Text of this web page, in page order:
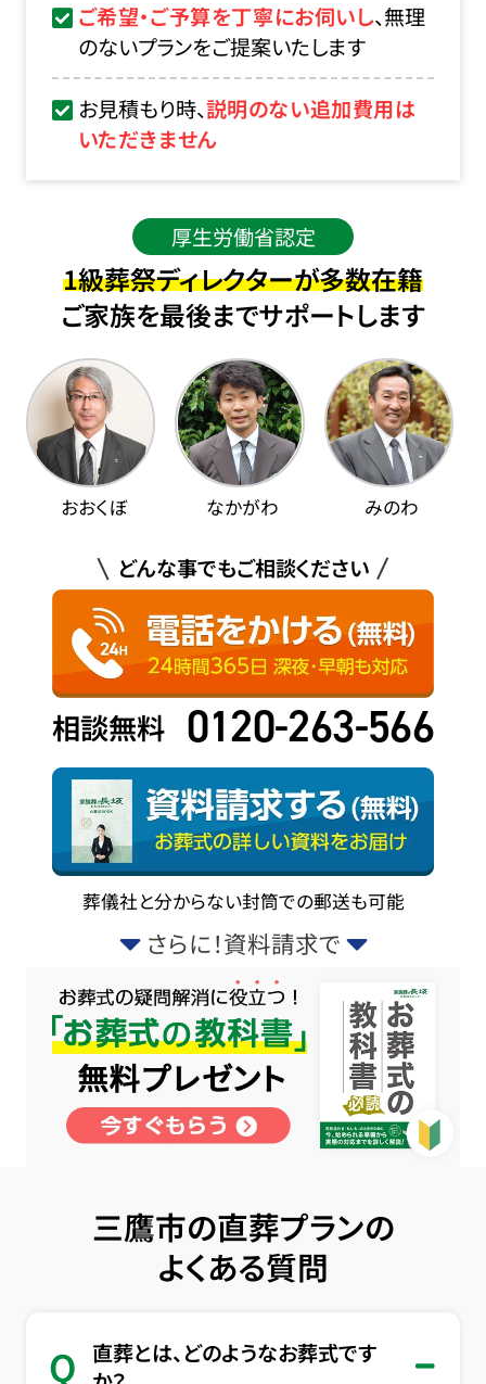
ご希望・ご予算を丁寧にお伺いし、無理
のないプランをご提案いたします
お見積もり時、説明のない追加費用は
いただきません
厚生労働省認定
1級葬祭ディレクターが多数在籍
ご家族を最後までサポートします
おおくぼ なかがわ みのわ
どんな事でもご相談ください
相談無料 0120-263-566
葬儀社と分からない封筒での郵送も可能
さらに！資料請求で
三鷹市の直葬プランの
よくある質問
Q
直葬とは、どのようなお葬式です